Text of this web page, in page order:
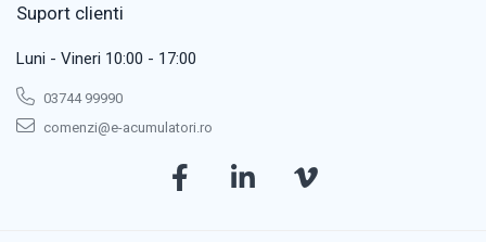
Suport clienti
Luni - Vineri 10:00 - 17:00
03744 99990
comenzi@e-acumulatori.ro